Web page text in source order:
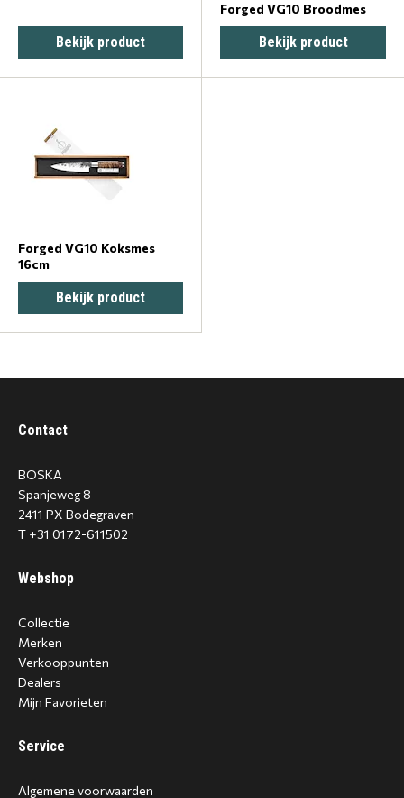
Bekijk product
Forged VG10 Broodmes
Bekijk product
Forged VG10 Koksmes
16cm
Bekijk product
Contact
BOSKA
Spanjeweg 8
2411 PX Bodegraven
T +31 0172-611502
Webshop
Collectie
Merken
Verkooppunten
Dealers
Mijn Favorieten
Service
Algemene voorwaarden